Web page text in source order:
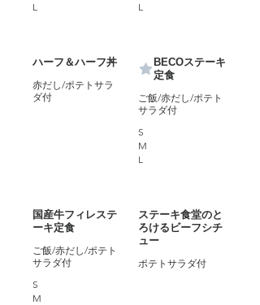
L
L
ハーフ＆ハーフ丼
赤だし/ポテトサラ
ダ付
BECOステーキ
定食
ご飯/赤だし/ポテト
サラダ付
S
M
L
国産牛フィレステ
ーキ定食
ご飯/赤だし/ポテト
サラダ付
S
M
ステーキ食堂のと
ろけるビーフシチ
ュー
ポテトサラダ付